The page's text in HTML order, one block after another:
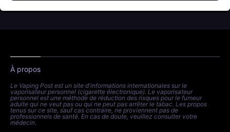
À propos
Le Vaping Post est un site d'informations internationales sur le
vaporisateur personnel (cigarette électronique). Le vaporisateur
personnel est une méthode de réduction des risques pour le fumeur
adulte qui ne veut pas ou qui ne peut pas arrêter le tabac. Les propos
tenus sur ce site, sauf cas contraire, ne proviennent pas de
professionnels de santé. En cas de doute, veuillez consulter votre
médecin.